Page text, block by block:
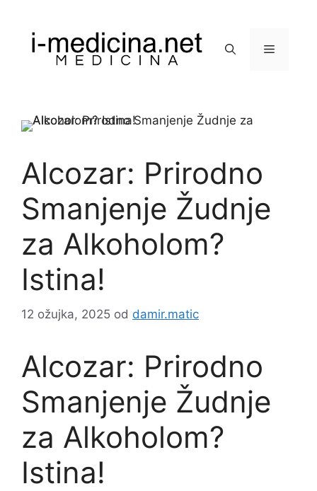
sadržaj
Izbornik
Alcozar: Prirodno
Smanjenje Žudnje
za Alkoholom?
Istina!
12 ožujka, 2025 od damir.matic
Alcozar: Prirodno
Smanjenje Žudnje
za Alkoholom?
Istina!